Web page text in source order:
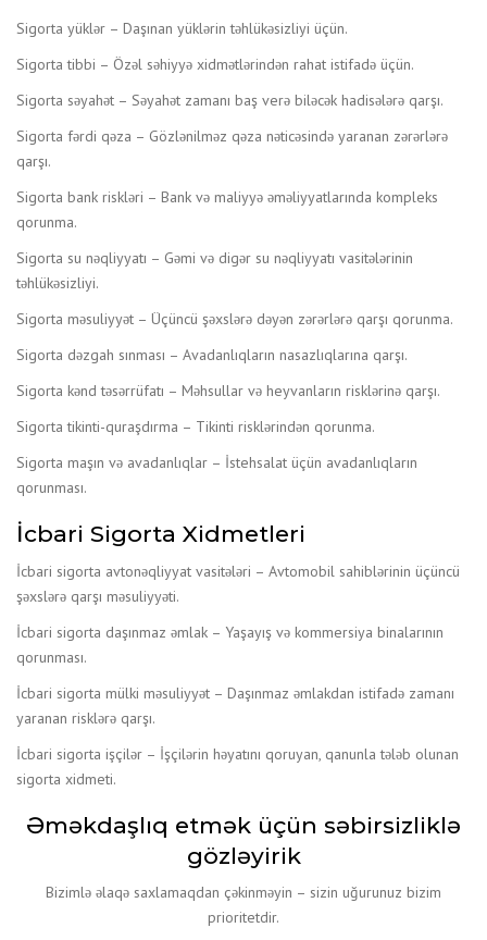
Sigorta yüklər – Daşınan yüklərin təhlükəsizliyi üçün.
Sigorta tibbi – Özəl səhiyyə xidmətlərindən rahat istifadə üçün.
Sigorta səyahət – Səyahət zamanı baş verə biləcək hadisələrə qarşı.
Sigorta fərdi qəza – Gözlənilməz qəza nəticəsində yaranan zərərlərə
qarşı.
Sigorta bank riskləri – Bank və maliyyə əməliyyatlarında kompleks
qorunma.
Sigorta su nəqliyyatı – Gəmi və digər su nəqliyyatı vasitələrinin
təhlükəsizliyi.
Sigorta məsuliyyət – Üçüncü şəxslərə dəyən zərərlərə qarşı qorunma.
Sigorta dəzgah sınması – Avadanlıqların nasazlıqlarına qarşı.
Sigorta kənd təsərrüfatı – Məhsullar və heyvanların risklərinə qarşı.
Sigorta tikinti-quraşdırma – Tikinti risklərindən qorunma.
Sigorta maşın və avadanlıqlar – İstehsalat üçün avadanlıqların
qorunması.
İcbari Sigorta Xidmetleri
İcbari sigorta avtonəqliyyat vasitələri – Avtomobil sahiblərinin üçüncü
şəxslərə qarşı məsuliyyəti.
İcbari sigorta daşınmaz əmlak – Yaşayış və kommersiya binalarının
qorunması.
İcbari sigorta mülki məsuliyyət – Daşınmaz əmlakdan istifadə zamanı
yaranan risklərə qarşı.
İcbari sigorta işçilər – İşçilərin həyatını qoruyan, qanunla tələb olunan
sigorta xidmeti.
Əməkdaşlıq etmək üçün səbirsizliklə
gözləyirik
Bizimlə əlaqə saxlamaqdan çəkinməyin – sizin uğurunuz bizim
prioritetdir.